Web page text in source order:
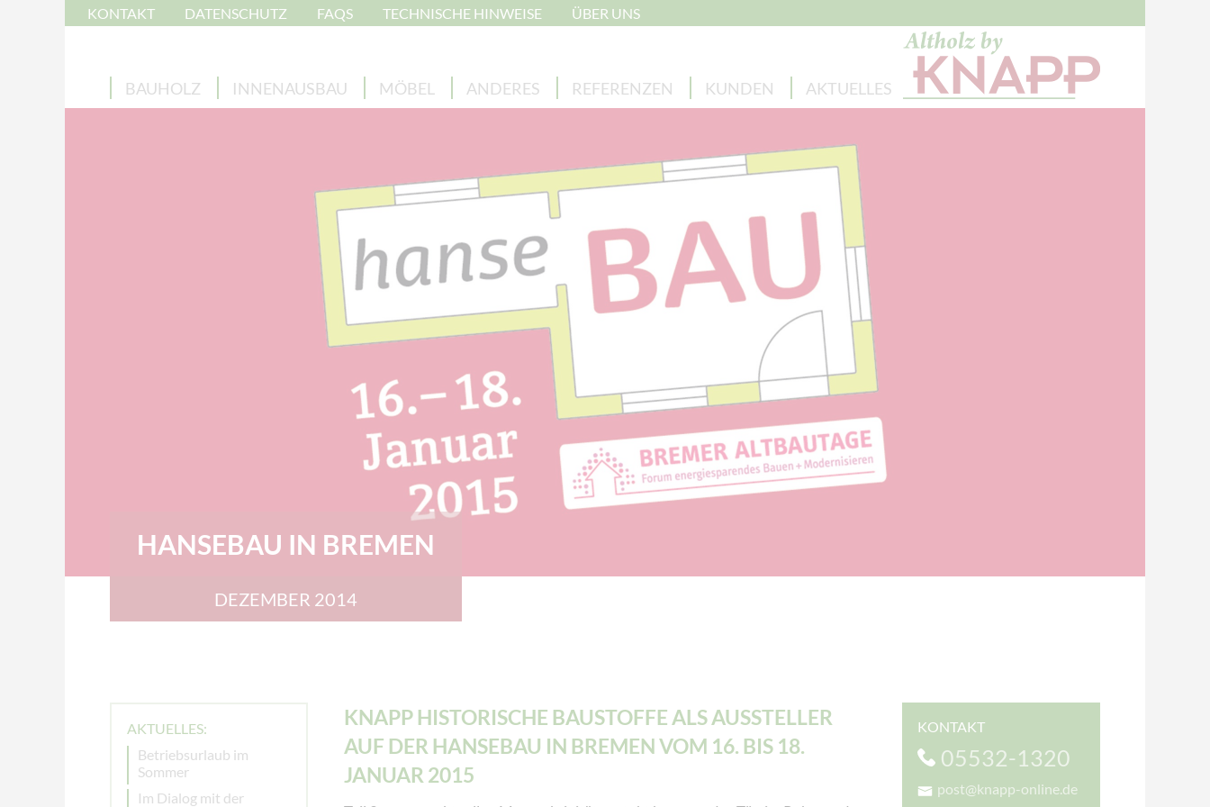
KONTAKT DATENSCHUTZ FAQS TECHNISCHE HINWEISE ÜBER UNS
BAUHOLZ INNENAUSBAU MÖBEL ANDERES REFERENZEN KUNDEN AKTUELLES
HANSEBAU IN BREMEN
DEZEMBER 2014
AKTUELLES:
Betriebsurlaub im
Sommer
Im Dialog mit der
KONTAKT
05532-1320
post@knapp-online.de
KNAPP HISTORISCHE BAUSTOFFE ALS AUSSTELLER
AUF DER HANSEBAU IN BREMEN VOM 16. BIS 18.
JANUAR 2015